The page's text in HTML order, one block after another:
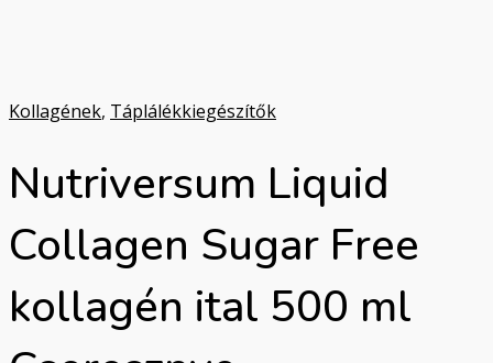
Kollagének, Táplálékkiegészítők
Nutriversum Liquid
Collagen Sugar Free
kollagén ital 500 ml